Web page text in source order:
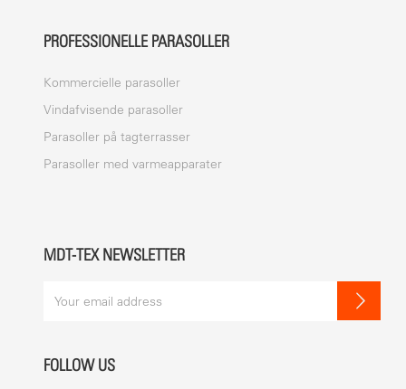
PROFESSIONELLE PARASOLLER
Kommercielle parasoller
Vindafvisende parasoller
Parasoller på tagterrasser
Parasoller med varmeapparater
MDT-TEX NEWSLETTER
FOLLOW US